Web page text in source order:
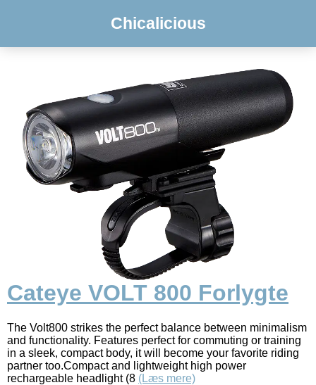
Chicalicious
Cateye VOLT 800 Forlygte
The Volt800 strikes the perfect balance between minimalism
and functionality. Features perfect for commuting or training
in a sleek, compact body, it will become your favorite riding
partner too.Compact and lightweight high power
rechargeable headlight (8 (Læs mere)